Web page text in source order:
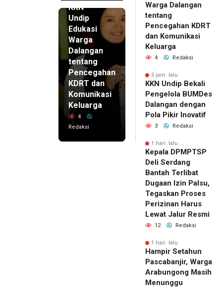
KKN
Undip
Edukasi
Warga
Dalangan
tentang
Pencegahan
KDRT dan
Komunikasi
Keluarga
4
Redaksi
Warga Dalangan
tentang
Pencegahan KDRT
dan Komunikasi
Keluarga
4 Redaksi
5 jam lalu
KKN Undip Bekali
Pengelola BUMDes
Dalangan dengan
Pola Pikir Inovatif
3 Redaksi
1 hari lalu
Kepala DPMPTSP
Deli Serdang
Bantah Terlibat
Dugaan Izin Palsu,
Tegaskan Proses
Perizinan Harus
Lewat Jalur Resmi
12 Redaksi
1 hari lalu
Hampir Setahun
Pascabanjir, Warga
Arabungong Masih
Menunggu